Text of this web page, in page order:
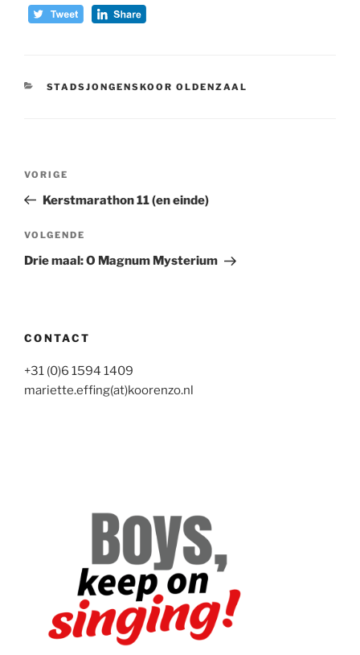
CATEGORIEËN
STADSJONGENSKOOR OLDENZAAL
Vorig
bericht
VORIGE
Kerstmarathon 11 (en einde)
Volgend
bericht
VOLGENDE
Drie maal: O Magnum Mysterium
CONTACT
+31 (0)6 1594 1409
mariette.effing(at)koorenzo.nl